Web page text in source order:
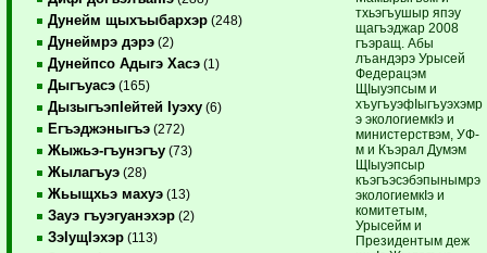
Дунейм щыхъыбархэр (248)
Дунеймрэ дэрэ (2)
Дунейпсо Адыгэ Хасэ (1)
Дыгъуасэ (165)
ДызыгъэпIейтей Iуэху (6)
Егъэджэныгъэ (272)
Жыжьэ-гъунэгъу (73)
Жылагъуэ (28)
Жьыщхьэ махуэ (13)
Зауэ гъуэгуанэхэр (2)
ЗэIущIэхэр (113)
тхьэгъушыр япэу
щагъэджар 2008
гъэращ. Абы
лъандэрэ Урысей
Федерацэм
ЩIыуэпсым и
хъугъуэфIыгъуэхэмр
э экологиемкIэ и
министерствэм, УФ-
м и Къэрал Думэм
ЩIыуэпсыр
къэгъэсэбэпынымрэ
экологиемкIэ и
комитетым,
Урысейм и
Президентым деж